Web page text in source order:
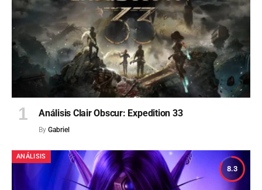
Análisis Clair Obscur: Expedition 33
By Gabriel
8.3
ANÁLISIS